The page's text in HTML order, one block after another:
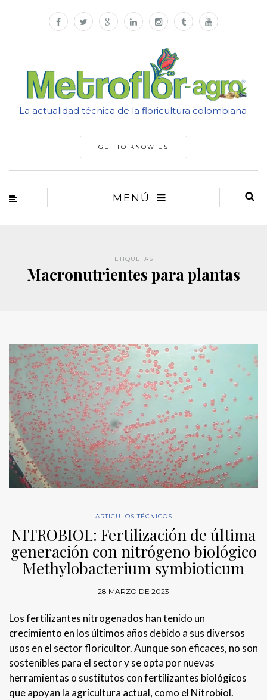
La actualidad técnica de la floricultura colombiana
GET TO KNOW US
MENÚ
ETIQUETAS
Macronutrientes para plantas
ARTÍCULOS TÉCNICOS
NITROBIOL: Fertilización de última
generación con nitrógeno biológico
Methylobacterium symbioticum
28 MARZO DE 2023
Los fertilizantes nitrogenados han tenido un
crecimiento en los últimos años debido a sus diversos
usos en el sector floricultor. Aunque son eficaces, no son
sostenibles para el sector y se opta por nuevas
herramientas o sustitutos con fertilizantes biológicos
que apoyan la agricultura actual, como el Nitrobiol.